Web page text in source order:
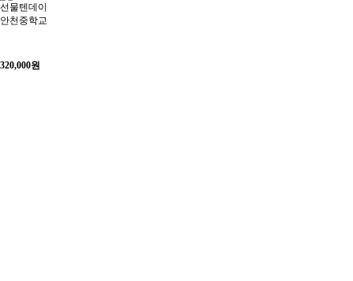
선물텐데이
안천중학교
320,000원